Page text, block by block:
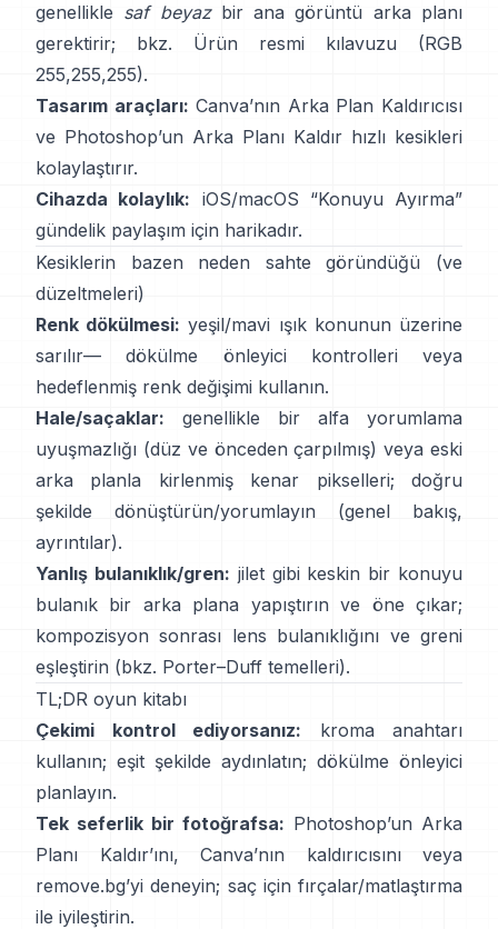
genellikle saf beyazbir ana görüntü arka planı
gerektirir; bkz.
Ürün resmi kılavuzu
(RGB
255,255,255).
Tasarım araçları: Canva’nın Arka Plan Kaldırıcısı
ve Photoshop’un Arka Planı Kaldır hızlı kesikleri
kolaylaştırır.
Cihazda kolaylık: iOS/macOS “Konuyu Ayırma”
gündelik paylaşım için harikadır.
Kesiklerin bazen neden sahte göründüğü (ve
düzeltmeleri)
Renk dökülmesi: yeşil/mavi ışık konunun üzerine
sarılır—
dökülme önleyici kontrolleri veya
hedeflenmiş renk değişimi kullanın.
Hale/saçaklar: genellikle bir alfa yorumlama
uyuşmazlığı (düz ve önceden çarpılmış) veya eski
arka planla kirlenmiş kenar pikselleri; doğru
şekilde dönüştürün/yorumlayın
(genel bakış,
ayrıntılar).
Yanlış bulanıklık/gren: jilet gibi keskin bir konuyu
bulanık bir arka plana yapıştırın ve öne çıkar;
kompozisyon sonrası lens bulanıklığını ve greni
eşleştirin (bkz. Porter–Duff temelleri).
TL;DR oyun kitabı
Çekimi kontrol ediyorsanız: kroma anahtarı
kullanın; eşit şekilde aydınlatın; dökülme önleyici
planlayın.
Tek seferlik bir fotoğrafsa: Photoshop’un Arka
Planı Kaldır’ını, Canva’nın kaldırıcısınıveya
remove.bg’yi deneyin; saç için fırçalar/matlaştırma
ile iyileştirin.